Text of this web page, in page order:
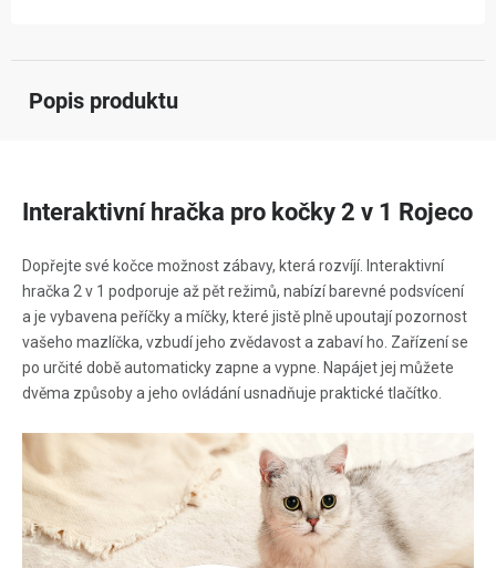
Popis produktu
Interaktivní hračka pro kočky 2 v 1 Rojeco
Dopřejte své kočce možnost zábavy, která rozvíjí. Interaktivní
hračka 2 v 1 podporuje až pět režimů, nabízí barevné podsvícení
a je vybavena peříčky a míčky, které jistě plně upoutají pozornost
vašeho mazlíčka, vzbudí jeho zvědavost a zabaví ho. Zařízení se
po určité době automaticky zapne a vypne. Napájet jej můžete
dvěma způsoby a jeho ovládání usnadňuje praktické tlačítko.